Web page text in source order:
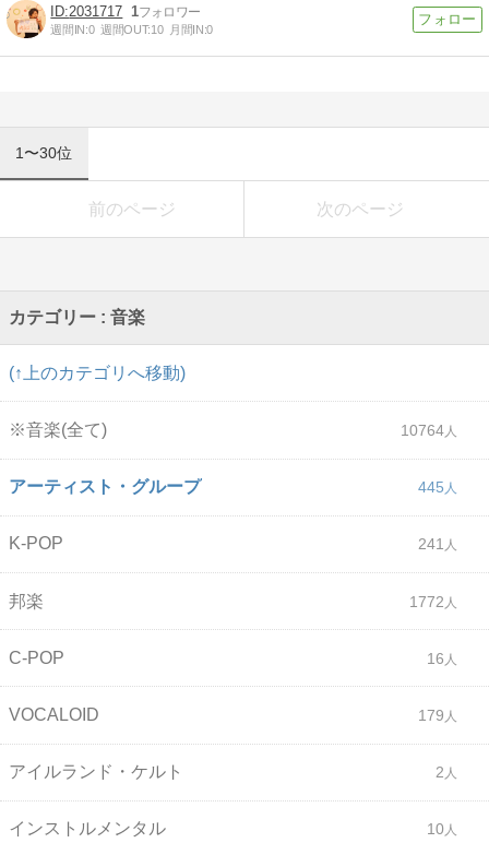
2031717 1
週間IN:0 週間OUT:10 月間IN:0
1〜30位
前のページ 次のページ
カテゴリー : 音楽
(↑上のカテゴリへ移動)
※音楽(全て) 10764
アーティスト・グループ 445
K-POP 241
邦楽 1772
C-POP 16
VOCALOID 179
アイルランド・ケルト 2
インストルメンタル 10